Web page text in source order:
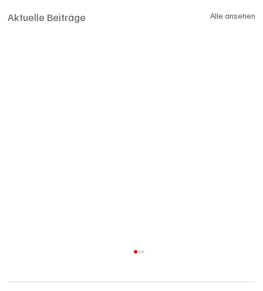
Aktuelle Beiträge Alle ansehen